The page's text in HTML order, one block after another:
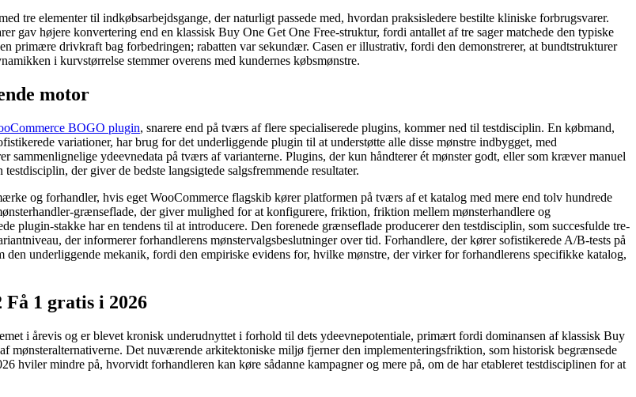
tre elementer til indkøbsarbejdsgange, der naturligt passede med, hvordan praksisledere bestilte kliniske forbrugsvarer.
gav højere konvertering end en klassisk Buy One Get One Free-struktur, fordi antallet af tre sager matchede den typiske
primære drivkraft bag forbedringen; rabatten var sekundær. Casen er illustrativ, fordi den demonstrerer, at bundtstrukturer
i kurvstørrelse stemmer overens med kundernes købsmønstre.
motor
BOGO plugin, snarere end på tværs af flere specialiserede plugins, kommer ned til testdisciplin. En købmand,
variationer, har brug for det underliggende plugin til at understøtte alle disse mønstre indbygget, med
ydeevnedata på tværs af varianterne. Plugins, der kun håndterer ét mønster godt, eller som kræver manuel
der giver de bedste langsigtede salgsfremmende resultater.
og forhandler, hvis eget WooCommerce flagskib kører platformen på tværs af et katalog med mere end tolv hundrede
grænseflade, der giver mulighed for at konfigurere, friktion, friktion mellem mønsterhandlere og
plugin-stakke har en tendens til at introducere. Den forenede grænseflade producerer den testdisciplin, som succesfulde tre-
der informerer forhandlerens mønstervalgsbeslutninger over tid. Forhandlere, der kører sofistikerede A/B-tests på
underliggende mekanik, fordi den empiriske evidens for, hvilke mønstre, der virker for forhandlerens specifikke katalog,
1 gratis i 2026
i årevis og er blevet kronisk underudnyttet i forhold til dets ydeevnepotentiale, primært fordi dominansen af ​​klassisk Buy
mønsteralternativerne. Det nuværende arkitektoniske miljø fjerner den implementeringsfriktion, som historisk begrænsede
hviler mindre på, hvorvidt forhandleren kan køre sådanne kampagner og mere på, om de har etableret testdisciplinen for at